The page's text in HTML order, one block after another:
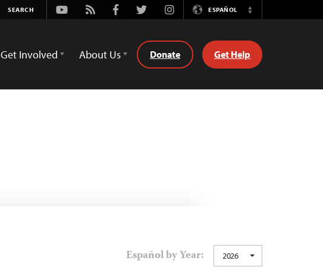
Youtube
Rss FacebookTwitterInstagramESPAÑOL
Switch
Get Involved About Us Donate Get Help
Español by Year: 2026